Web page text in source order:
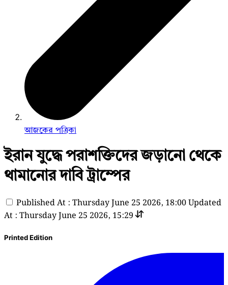
আজকের পত্রিকা
ইরান যুদ্ধে পরাশক্তিদের জড়ানো থেকে
থামানোর দাবি ট্রাম্পের
Published At : Thursday June 25 2026, 18:00Updated
At : Thursday June 25 2026, 15:29
Printed Edition